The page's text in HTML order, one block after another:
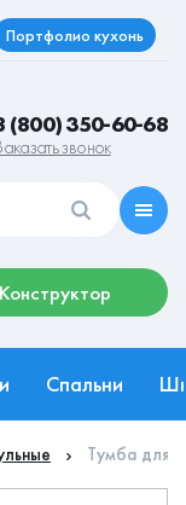
Портфолио кухонь
(800) 350-60-68
звонок
Конструктор
Спальни
Тумба для